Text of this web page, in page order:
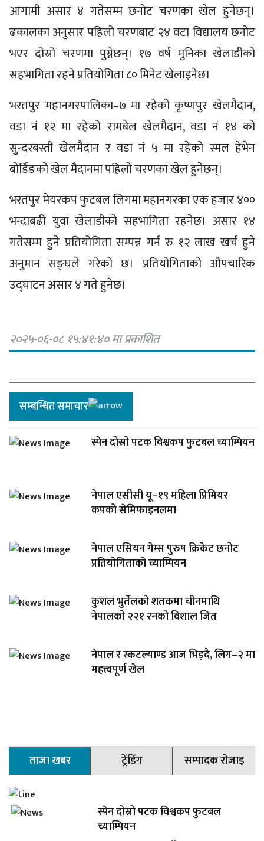
आगामी असार ४ गतेसम्म छनोट चरणका खेल हुनेछन्।
ढकालका अनुसार पहिलो चरणबाट २४ वटा विद्यालय छनोट
भएर दोस्रो चरणमा पुग्नेछन्। १७ वर्ष मुनिका खेलाडीको
सहभागिता रहने प्रतियोगिता ८० मिनेट खेलाइनेछ।
भरतपुर महानगरपालिका–७ मा रहेको कृष्णपुर खेलमैदान,
वडा नं १२ मा रहेको रामबेल खेलमैदान, वडा नं १४ को
सुन्दरबस्ती खेलमैदान र वडा नं ५ मा रहेको स्मल हेभेन
बोर्डिङको खेल मैदानमा पहिलो चरणका खेल हुनेछन्।
भरतपुर मेयरकप फुटबल लिगमा महानगरका एक हजार ४००
भन्दाबढी युवा खेलाडीको सहभागिता रहनेछ। असार १४
गतेसम्म हुने प्रतियोगिता सम्पन्न गर्न रु १२ लाख खर्च हुने
अनुमान सङ्घले गरेको छ। प्रतियोगिताको औपचारिक
उद्घाटन असार ४ गते हुनेछ।
२०२५-०६-०८ १५:४१:४० मा प्रकाशित
सम्बन्धित समाचार
स्पेन दोस्रो पटक विश्वकप फुटबल च्याम्पियन
नेपाल एसीसी यू–१९ महिला प्रिमियर
कपको सेमिफाइनलमा
नेपाल एसियन गेम्स पुरुष क्रिकेट छनोट
प्रतियोगिताको च्याम्पियन
कुशल भुर्तेलको शतकमा चीनमाथि
नेपालको २२१ रनको विशाल जित
नेपाल र स्कटल्याण्ड आज भिड्दै, लिग–२ मा
महत्त्वपूर्ण खेल
ताजा खबर ट्रेंडिंग सम्पादक रोजाइ
स्पेन दोस्रो पटक विश्वकप फुटबल
च्याम्पियन